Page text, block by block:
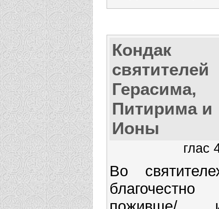
Кондак
святителей
Герасима,
Питирима и
Ионы
глас
Во
благочестно